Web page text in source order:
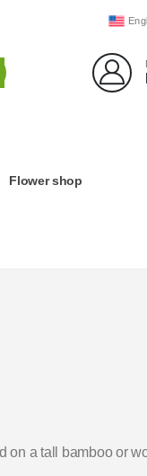
Flower shop
on a tall bamboo or